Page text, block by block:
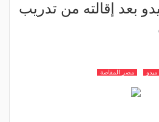
بعد إقالته من تدريب
ميدو مصر المقاصة